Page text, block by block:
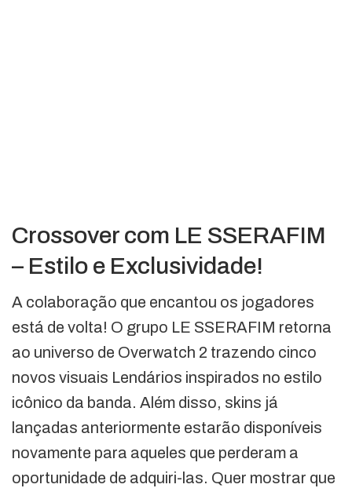
Crossover com LE SSERAFIM
– Estilo e Exclusividade!
A colaboração que encantou os jogadores
está de volta! O grupo LE SSERAFIM retorna
ao universo de Overwatch 2 trazendo cinco
novos visuais Lendários inspirados no estilo
icônico da banda. Além disso, skins já
lançadas anteriormente estarão disponíveis
novamente para aqueles que perderam a
oportunidade de adquiri-las. Quer mostrar que